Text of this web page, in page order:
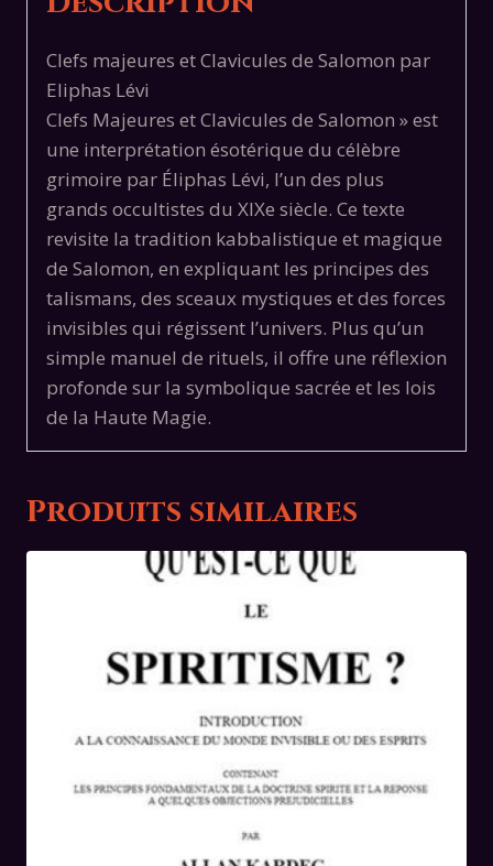
Clefs majeures et Clavicules de Salomon par
Eliphas Lévi
Clefs Majeures et Clavicules de Salomon » est
une interprétation ésotérique du célèbre
grimoire par Éliphas Lévi, l’un des plus
grands occultistes du XIXe siècle. Ce texte
revisite la tradition kabbalistique et magique
de Salomon, en expliquant les principes des
talismans, des sceaux mystiques et des forces
invisibles qui régissent l’univers. Plus qu’un
simple manuel de rituels, il offre une réflexion
profonde sur la symbolique sacrée et les lois
de la Haute Magie.
Produits similaires